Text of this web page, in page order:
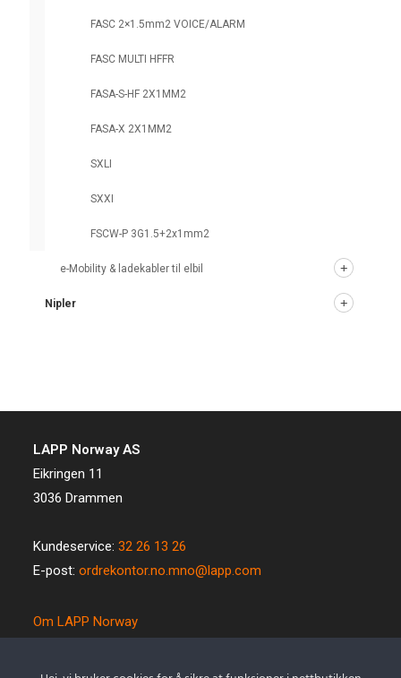
FASC 2×1.5mm2 VOICE/ALARM
FASC MULTI HFFR
FASA-S-HF 2X1MM2
FASA-X 2X1MM2
SXLI
SXXI
FSCW-P 3G1.5+2x1mm2
e-Mobility & ladekabler til elbil
Nipler
LAPP Norway AS
Eikringen 11
3036 Drammen
Kundeservice:32 26 13 26
E-post:ordrekontor.no.mno@lapp.com
Om LAPP Norway
Kvalitet og miljø